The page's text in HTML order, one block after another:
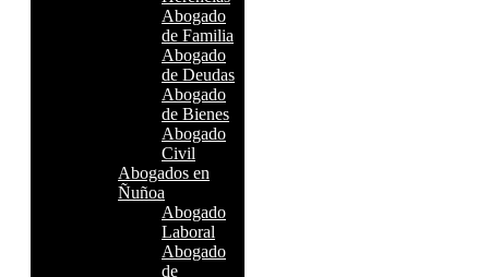
Abogado
de Familia
Abogado
de Deudas
Abogado
de Bienes
Abogado
Civil
Abogados en
Ñuñoa
Abogado
Laboral
Abogado
de